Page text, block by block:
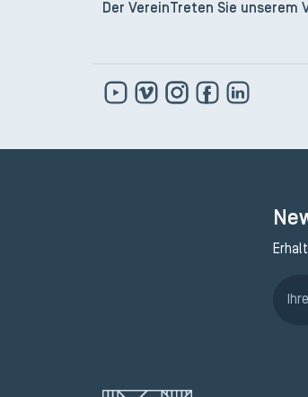
Der Verein Treten Sie unserem